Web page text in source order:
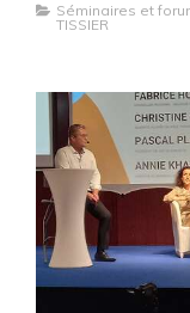
Séminaires et
TISSIER